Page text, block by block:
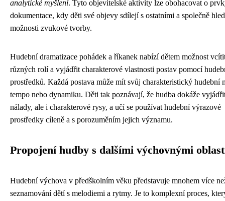
analytické myšlení. Tyto objevitelské aktivity lze obohacovat o
dokumentace, kdy děti své objevy sdílejí s ostatními a společně
možnosti zvukové tvorby.
Hudební dramatizace pohádek a říkanek nabízí dětem možnost
různých rolí a vyjádřit charakterové vlastnosti postav pomocí
prostředků. Každá postava může mít svůj charakteristický hudební
tempo nebo dynamiku. Děti tak poznávají, že hudba dokáže
nálady, ale i charakterové rysy, a učí se používat hudební výrazové
prostředky cíleně a s porozuměním jejich významu.
Propojení hudby s dalšími výchovnými
Hudební výchova v předškolním věku představuje mnohem více
seznamování dětí s melodiemi a rytmy. Je to komplexní proces,